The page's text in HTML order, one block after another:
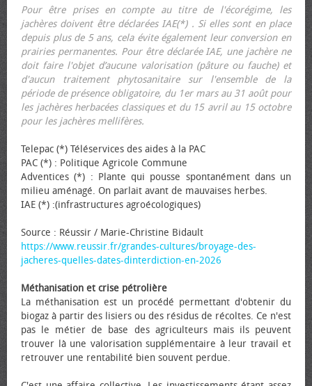
Pour être prises en compte au titre de l'écorégime, les
jachères doivent être déclarées IAE(*) . Si elles sont en place
depuis plus de 5 ans, cela évite également leur conversion en
prairies permanentes. Pour être déclarée IAE, une jachère ne
doit faire l'objet d’aucune valorisation (pâture ou fauche) et
d'aucun traitement phytosanitaire sur l'ensemble de la
période de présence obligatoire, du 1er mars au 31 août pour
les jachères herbacées classiques et du 15 avril au 15 octobre
pour les jachères mellifères.
Telepac (*) Téléservices des aides à la PAC
PAC (*) : Politique Agricole Commune
Adventices (*) : Plante qui pousse spontanément dans un
milieu aménagé. On parlait avant de mauvaises herbes.
IAE (*) :(infrastructures agroécologiques)
Source : Réussir / Marie-Christine Bidault
https://www.reussir.fr/grandes-cultures/broyage-des-
jacheres-quelles-dates-dinterdiction-en-2026
Méthanisation et crise pétrolière
La méthanisation est un procédé permettant d'obtenir du
biogaz à partir des lisiers ou des résidus de récoltes. Ce n'est
pas le métier de base des agriculteurs mais ils peuvent
trouver là une valorisation supplémentaire à leur travail et
retrouver une rentabilité bien souvent perdue.